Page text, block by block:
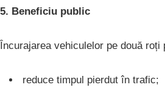
5. Beneficiu public
Încurajarea vehiculelor pe două roți
reduce timpul pierdut în trafic;